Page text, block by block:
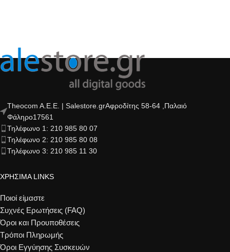
Theocom A.E.E. | Salestore.grΑφροδίτης 58-64 ,Παλαιό
Φάληρο17561
Τηλέφωνο 1: 210 985 80 07
Τηλέφωνο 2: 210 985 80 08
Τηλέφωνο 3: 210 985 11 30
ΧΡΗΣΙΜΑ LINKS
Ποιοί είμαστε
Συχνές Ερωτήσεις (FAQ)
Όροι και Προυποθέσεις
Τρόποι Πληρωμής
Όροι Εγγύησης Συσκευών